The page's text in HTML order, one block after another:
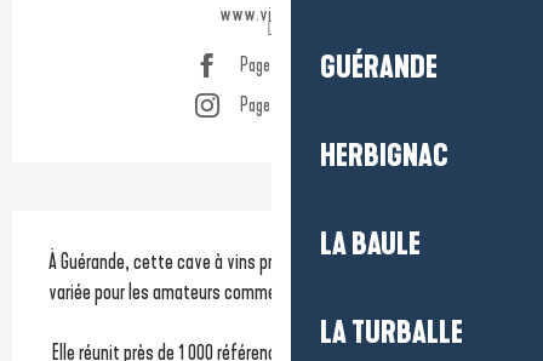
GUÉRANDE
HERBIGNAC
LA BAULE
LA TURBALLE
www.vinovini.fr
Page Facebook
Page Instagram
Description
À Guérande, cette cave à vins propose une sélection riche et
variée pour les amateurs comme pour les curieux.